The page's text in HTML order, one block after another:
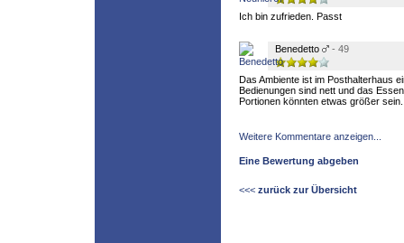
Ich bin zufrieden. Passt
Benedetto - 49
Das Ambiente ist im Posthalterhaus
Bedienungen sind nett und das
Portionen könnten etwas größer sein.
Weitere Kommentare anzeigen...
Eine Bewertung abgeben
<<< zurück zur Übersicht